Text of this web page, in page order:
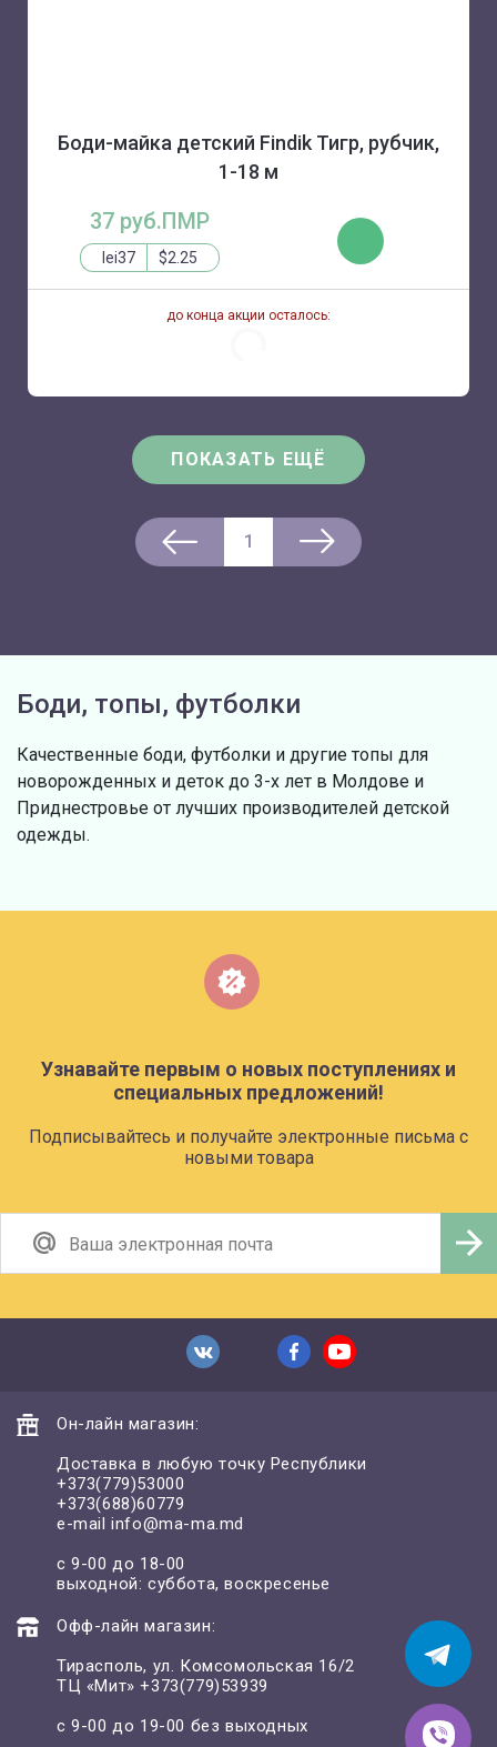
Боди-майка детский Findik Тигр, рубчик,
1-18 м
37 руб.ПМР
lei37 $2.25
до конца акции осталось:
КУПИТЬ
1
ПОКАЗАТЬ ЕЩЁ
Боди, топы, футболки
Качественные боди, футболки и другие топы для
новорожденных и деток до 3-х лет в Молдове и
Приднестровье от лучших производителей детской
одежды.
Узнавайте первым о новых поступлениях и
специальных предложений!
Подписывайтесь и получайте электронные письма с
новыми товара
Он-лайн магазин:
Доставка в любую точку Республики
+373(779)53000
+373(688)60779
e-mailinfo@ma-ma.md
с 9-00 до 18-00
выходной: суббота, воскресенье
Офф-лайн магазин:
Тирасполь, ул. Комсомольская 16/2
ТЦ «Мит»+373(779)53939
с 9-00 до 19-00 без выходных